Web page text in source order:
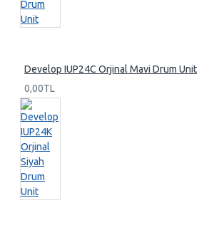
Develop IUP24C Orjinal Mavi Drum Unit
0,00TL